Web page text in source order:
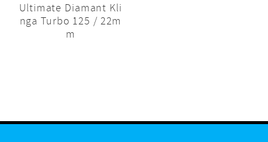
Ultimate Diamant Kli
nga Turbo 125 / 22m
m